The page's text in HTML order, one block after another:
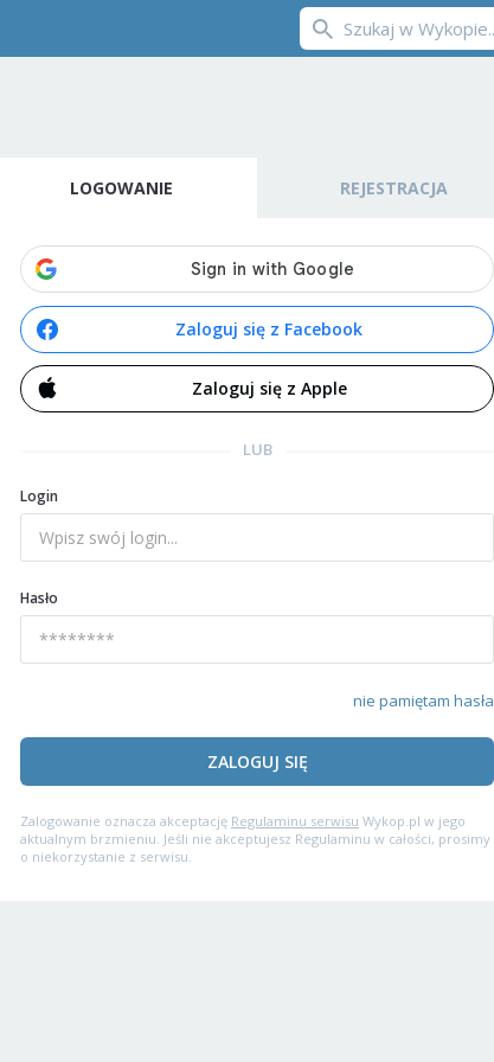
LOGOWANIE REJESTRACJA
Zaloguj się z Facebook
Zaloguj się z Apple
LUB
Login
Hasło
nie pamiętam hasła
ZALOGUJ SIĘ
Zalogowanie oznacza akceptację Regulaminu serwisu Wykop.pl w jego
aktualnym brzmieniu. Jeśli nie akceptujesz Regulaminu w całości, prosimy
o niekorzystanie z serwisu.